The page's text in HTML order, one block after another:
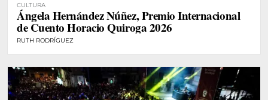
CULTURA
Ángela Hernández Núñez, Premio Internacional
de Cuento Horacio Quiroga 2026
RUTH RODRÍGUEZ